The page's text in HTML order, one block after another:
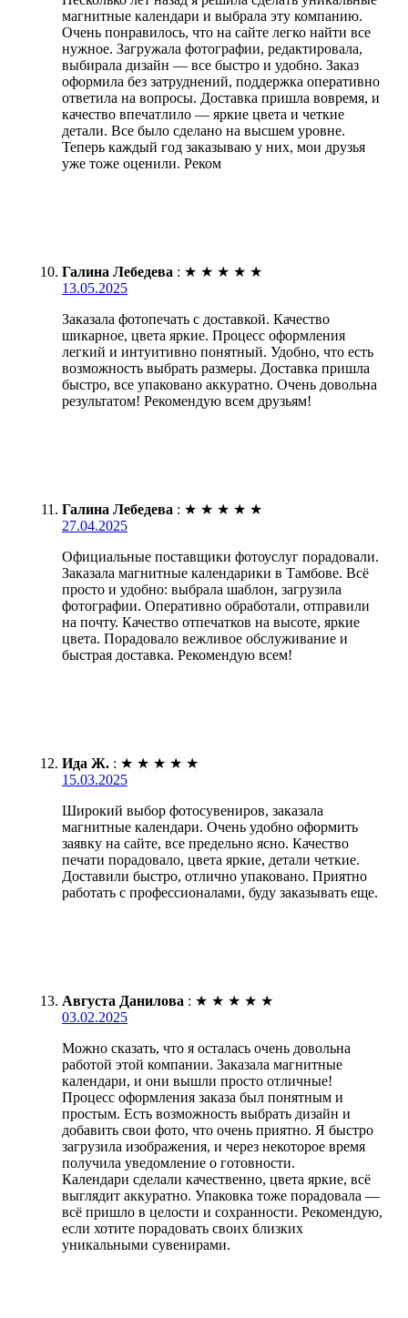
магнитные календари и выбрала эту компанию.
Очень понравилось, что на сайте легко найти все
нужное. Загружала фотографии, редактировала,
выбирала дизайн — все быстро и удобно. Заказ
оформила без затруднений, поддержка оперативно
ответила на вопросы. Доставка пришла вовремя, и
качество впечатлило — яркие цвета и четкие
детали. Все было сделано на высшем уровне.
Теперь каждый год заказываю у них, мои друзья
уже тоже оценили. Реком
Галина Лебедева : ★ ★ ★ ★ ★
13.05.2025
Заказала фотопечать с доставкой. Качество
шикарное, цвета яркие. Процесс оформления
легкий и интуитивно понятный. Удобно, что есть
возможность выбрать размеры. Доставка пришла
быстро, все упаковано аккуратно. Очень довольна
результатом! Рекомендую всем друзьям!
Галина Лебедева : ★ ★ ★ ★ ★
27.04.2025
Официальные поставщики фотоуслуг порадовали.
Заказала магнитные календарики в Тамбове. Всё
просто и удобно: выбрала шаблон, загрузила
фотографии. Оперативно обработали, отправили
на почту. Качество отпечатков на высоте, яркие
цвета. Порадовало вежливое обслуживание и
быстрая доставка. Рекомендую всем!
Ида Ж. : ★ ★ ★ ★ ★
15.03.2025
Широкий выбор фотосувениров, заказала
магнитные календари. Очень удобно оформить
заявку на сайте, все предельно ясно. Качество
печати порадовало, цвета яркие, детали четкие.
Доставили быстро, отлично упаковано. Приятно
работать с профессионалами, буду заказывать еще.
Августа Данилова : ★ ★ ★ ★ ★
03.02.2025
Можно сказать, что я осталась очень довольна
работой этой компании. Заказала магнитные
календари, и они вышли просто отличные!
Процесс оформления заказа был понятным и
простым. Есть возможность выбрать дизайн и
добавить свои фото, что очень приятно. Я быстро
загрузила изображения, и через некоторое время
получила уведомление о готовности.
Календари сделали качественно, цвета яркие, всё
выглядит аккуратно. Упаковка тоже порадовала —
всё пришло в целости и сохранности. Рекомендую,
если хотите порадовать своих близких
уникальными сувенирами.